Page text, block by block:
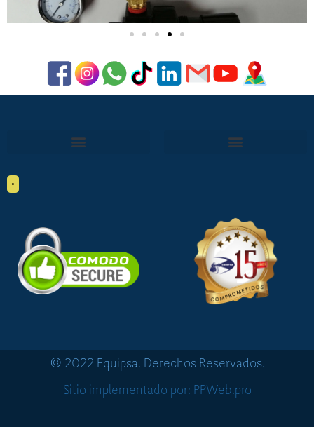
•
© 2022 Equipsa. Derechos Reservados.
Sitio implementado por: PPWeb.pro